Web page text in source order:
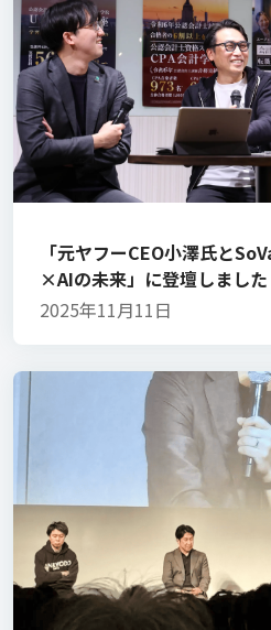
「元ヤフーCEO小澤氏と
×AIの未来」に登壇しました
2025年11月11日